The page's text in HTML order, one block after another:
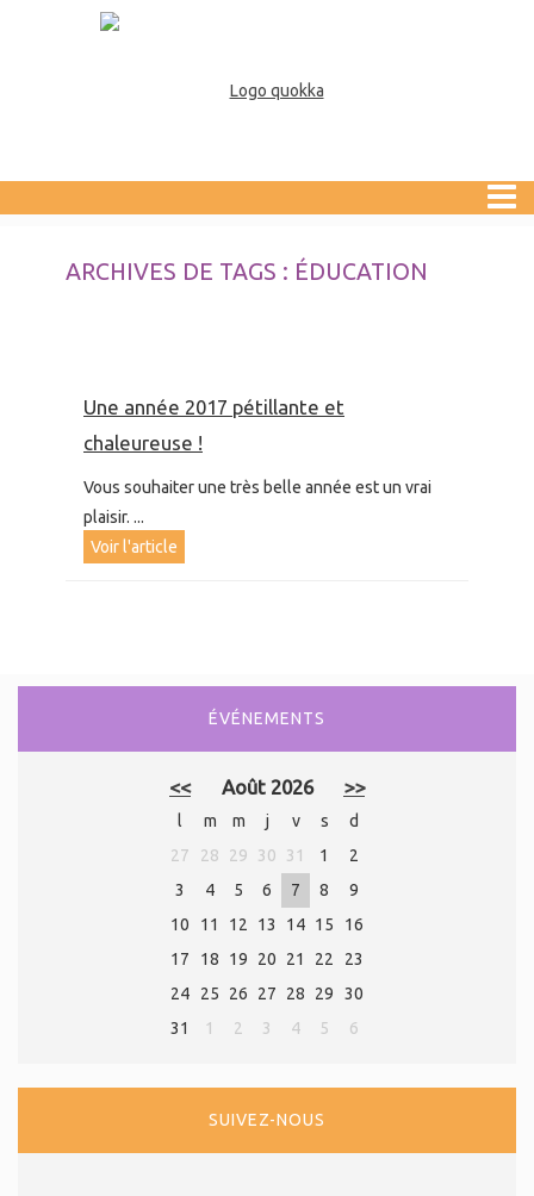
ARCHIVES DE TAGS : ÉDUCATION
Une année 2017 pétillante et
chaleureuse !
Vous souhaiter une très belle année est un vrai
plaisir. ...
Voir l'article
ÉVÉNEMENTS
<< Août 2026 >>
l m m j v s
d
27
28 29 30 31 1
2
3
4 5 6 7 8
9
10
11 12 13 14 15
16
17
18 19 20 21 22
23
24
25 26 27 28 29
30
31
1 2 3 4 5 6
SUIVEZ-NOUS